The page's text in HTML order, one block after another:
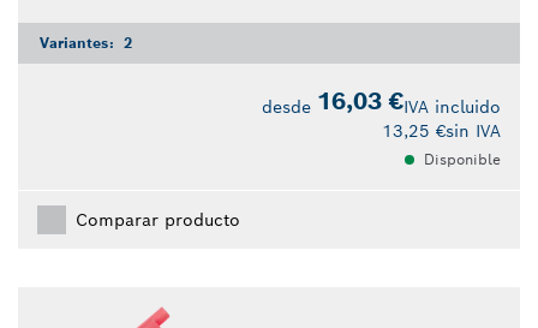
Variantes: 2
desde 16,03 €IVA incluido
13,25 €sin IVA
Disponible
Comparar producto